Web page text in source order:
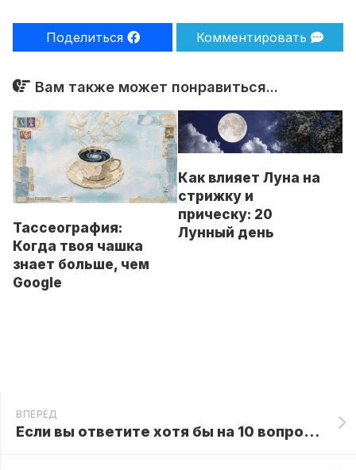
Поделиться Комментировать
Вам также может понравиться...
Тассеография:
Когда твоя чашка
знает больше, чем
Google
Как влияет Луна на
стрижку и
прическу: 20
Лунный день
ВПЕРЁД
Если вы ответите хотя бы на 10 вопросов, ваш IQ выше 150